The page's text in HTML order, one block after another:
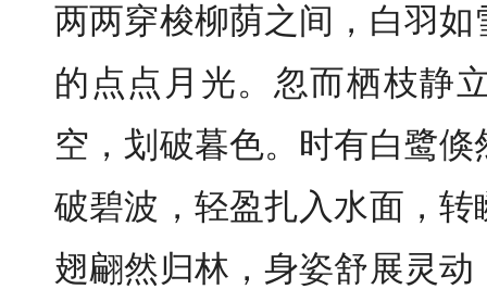
两两穿梭柳荫之间，白羽
的点点月光。忽而栖枝静
空，划破暮色。时有白鹭
破碧波，轻盈扎入水面，
翅翩然归林，身姿舒展灵